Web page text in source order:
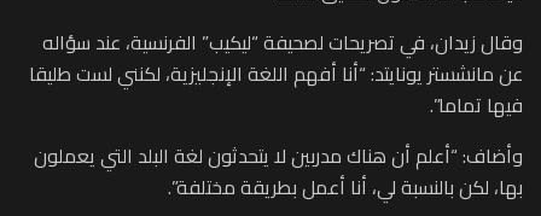
وقال زيدان، في تصريحات لصحيفة “ليكيب” الفرنسية، عند سؤاله
عن مانشستر يونايتد: “أنا أفهم اللغة الإنجليزية، لكنني لست طليقا
فيها تماما”.
وأضاف: “أعلم أن هناك مدربين لا يتحدثون لغة البلد التي يعملون
بها، لكن بالنسبة لي، أنا أعمل بطريقة مختلفة”.